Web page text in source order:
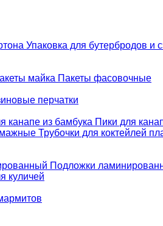
Упаковка для бутербродов и
майка Пакеты фасовочные
перчатки
канапе из бамбука Пики для
Трубочки для коктейлей
Подложки
куличей